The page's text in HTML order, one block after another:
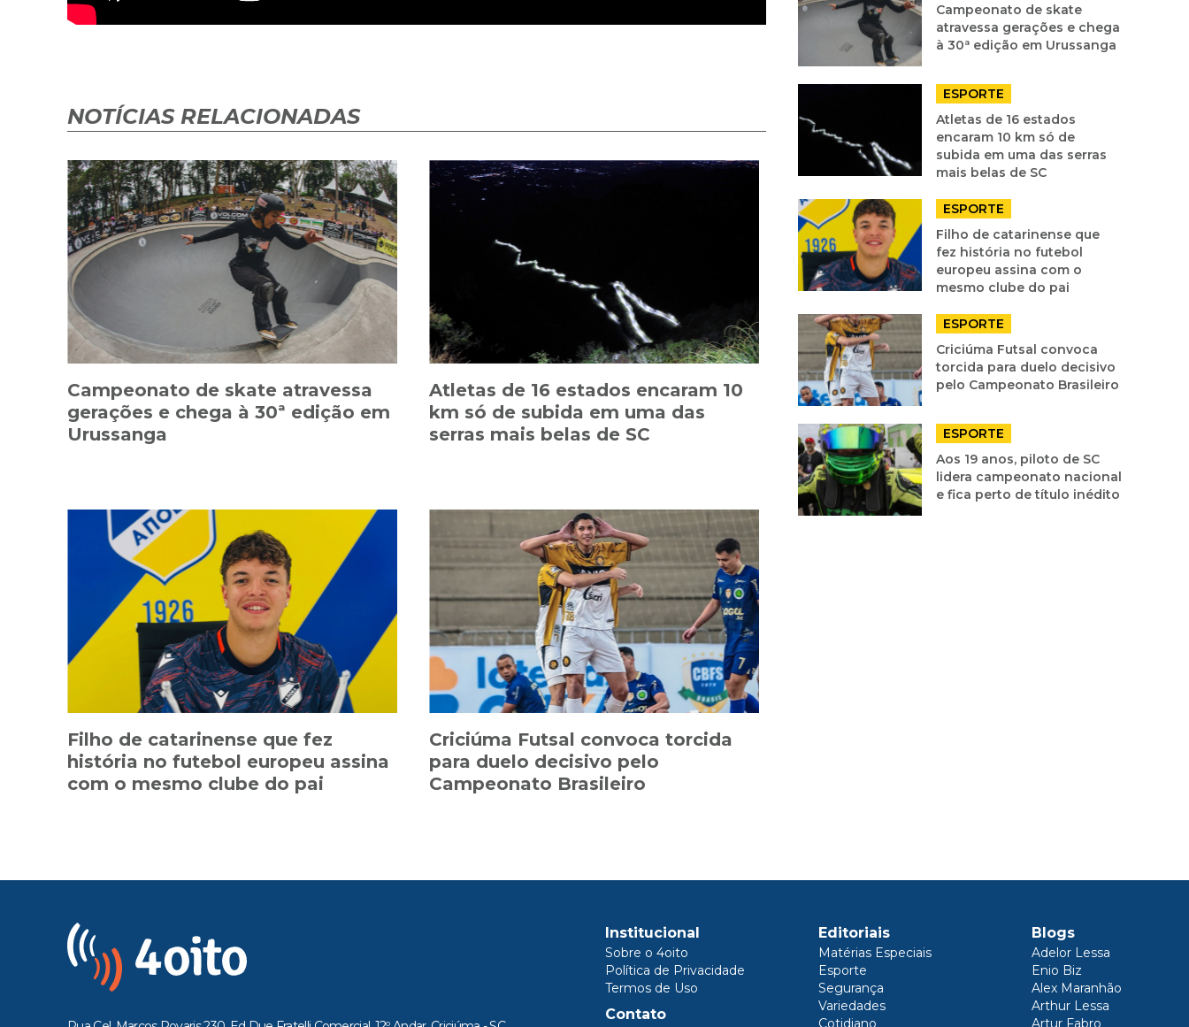
NOTÍCIAS RELACIONADAS
Campeonato de skate atravessa
gerações e chega à 30ª edição em
Urussanga
Atletas de 16 estados encaram 10
km só de subida em uma das
serras mais belas de SC
Filho de catarinense que fez
história no futebol europeu assina
com o mesmo clube do pai
Criciúma Futsal convoca torcida
para duelo decisivo pelo
Campeonato Brasileiro
Campeonato de skate
atravessa gerações e chega
à 30ª edição em Urussanga
ESPORTE
Atletas de 16 estados
encaram 10 km só de
subida em uma das serras
mais belas de SC
ESPORTE
Filho de catarinense que
fez história no futebol
europeu assina com o
mesmo clube do pai
ESPORTE
Criciúma Futsal convoca
torcida para duelo decisivo
pelo Campeonato Brasileiro
ESPORTE
Aos 19 anos, piloto de SC
lidera campeonato nacional
e fica perto de título inédito
Institucional
Sobre o 4oito
Política de Privacidade
Termos de Uso
Contato
Editoriais
Matérias Especiais
Esporte
Segurança
Variedades
Cotidiano
Blogs
Adelor Lessa
Enio Biz
Alex Maranhão
Arthur Lessa
Artur Fabro